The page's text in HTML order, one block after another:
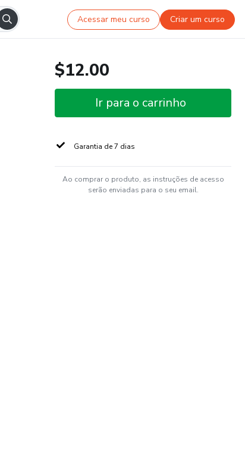
Acessar meu curso Criar um curso
$12.00
Ir para o carrinho
Garantia de 7 dias
Ao comprar o produto, as instruções de acesso
serão enviadas para o seu email.